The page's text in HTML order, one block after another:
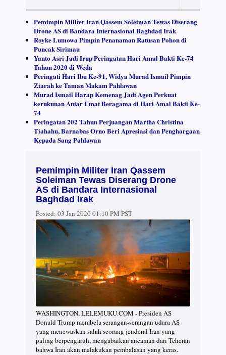
Pemimpin Militer Iran Qassem Soleiman Tewas Diserang
Drone AS di Bandara Internasional Baghdad Irak
Royke Lumowa Pimpin Penanaman Ratusan Pohon di
Puncak Sirimau
Yanto Asri Jadi Irup Peringatan Hari Amal Bakti Ke-74
Tahun 2020 di Weda
Peringati Hari Ibu Ke-91, Widya Murad Ismail Pimpin
Ziarah ke Taman Makam Pahlawan
Murad Ismail Harap Kemenag Jadi Agen Perkuat
kerukunan Antar Umat Beragama di Hari Amal Bakti Ke-
74
Peringatan 202 Tahun Perjuangan Martha Christina
Tiahahu, Barnabas Orno Beri Apresiasi dan Penghargaan
Kepada Sang Pahlawan
Pemimpin Militer Iran Qassem
Soleiman Tewas Diserang Drone
AS di Bandara Internasional
Baghdad Irak
Posted: 03 Jan 2020 01:10 PM PST
WASHINGTON, LELEMUKU.COM - Presiden AS
Donald Trump membela serangan-serangan udara AS
yang menewaskan salah seorang jenderal Iran yang
paling berpengaruh, mengabaikan ancaman dari Teheran
bahwa Iran akan melakukan pembalasan yang keras.